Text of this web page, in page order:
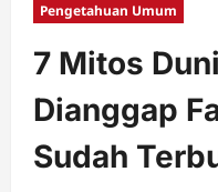
Pengetahuan Umum
7 Mitos
Dianggap
Sudah